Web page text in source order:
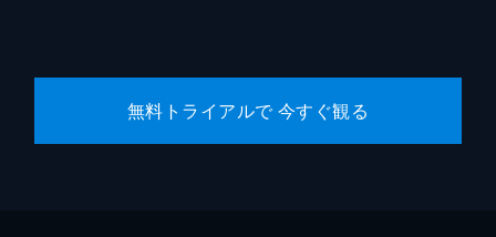
無料トライアルで 今すぐ観る